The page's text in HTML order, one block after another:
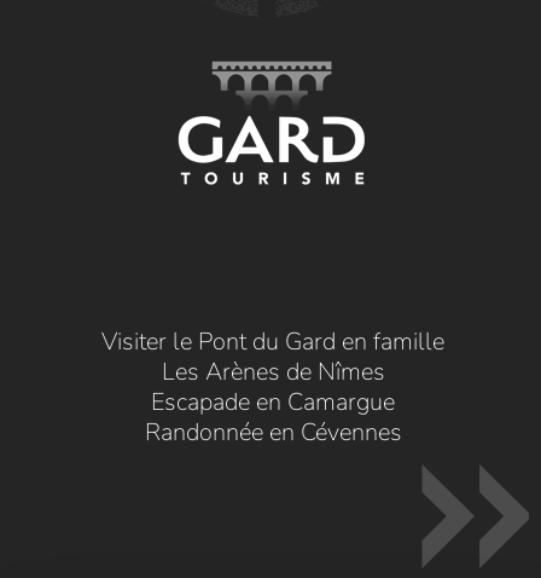
Visiter le Pont du Gard en famille
Les Arènes de Nîmes
Escapade en Camargue
Randonnée en Cévennes